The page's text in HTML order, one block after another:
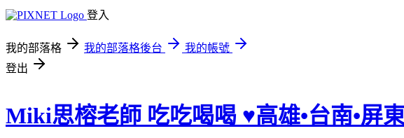
登入
我的部落格 我的部落格後台
我的帳號
登出
Miki思榕老師 吃吃喝喝 ♥️高雄•台南•屏